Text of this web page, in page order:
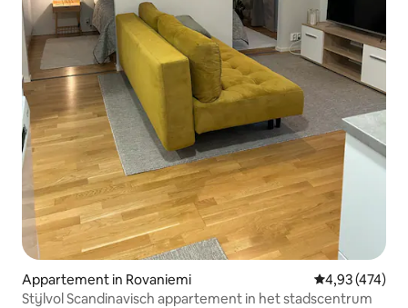
Appartement in Rovaniemi Gemiddelde
4,93 (474)
Stijlvol Scandinavisch appartement in het stadscentrum